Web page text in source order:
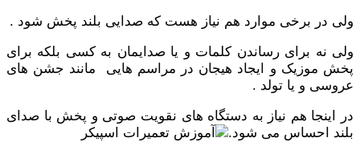
ولی در برخی موارد هم نیاز هست که صدایی بلند پخش شود .
ولی نه برای رساندن کلمات و یا صدایمان به کسی بلکه برای
پخش موزیک و ایجاد هیجان در مراسم هایی مانند جشن های
عروسی و یا تولد .
در اینجا هم نیاز به دستگاه های نقویت صوتی و پخش با صدای
بلند احساس می شود.